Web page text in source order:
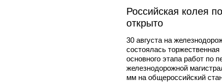
Российская колея
открыто
30 августа на
состоялась
основного этапа работ по
железнодорожной
мм на общероссийский